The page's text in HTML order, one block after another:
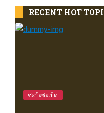
RECENT HOT
ซ่ะป้ะซ่ะเป้ด